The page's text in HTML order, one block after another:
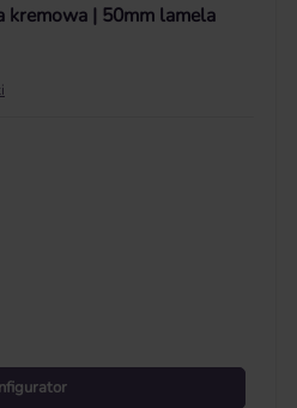
kremowa | 50mm lamela